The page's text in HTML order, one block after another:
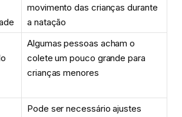
movimento das crianças durante
a natação
Algumas pessoas acham o
colete um pouco grande para
crianças menores
Pode ser necessário ajustes